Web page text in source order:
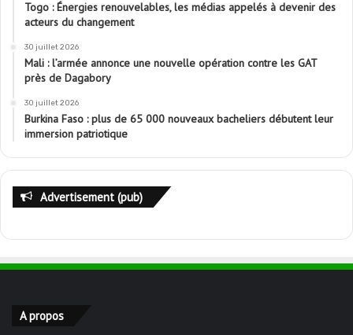
Togo : Énergies renouvelables, les médias appelés à devenir des
acteurs du changement
30 juillet 2026
Mali : l’armée annonce une nouvelle opération contre les GAT
près de Dagabory
30 juillet 2026
Burkina Faso : plus de 65 000 nouveaux bacheliers débutent leur
immersion patriotique
Advertisement (pub)
A propos